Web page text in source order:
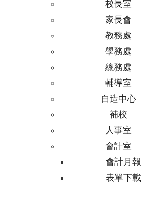
校長室
家長會
教務處
學務處
總務處
輔導室
自造中心
補校
人事室
會計室
會計月報
表單下載